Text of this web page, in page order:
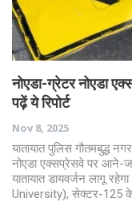
नोएडा-ग्रेटर नोएडा
पढ़ें ये रिपोर्ट
Nov 8, 2025
यातायात पुलिस गौतमबुद्ध
नोएडा एक्सप्रेसवे पर आने-
यातायात डायवर्जन लागू
University), सेक्टर-125